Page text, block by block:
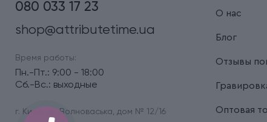
080 033 17 23
shop@attributetime.ua
Время работы:
Пн.-Пт.: 9:00 - 18:00
Сб.-Вс.: выходные
г. Киев, ул. Волноваська, дом № 12/16
О нас
Блог
Отзывы
Оптовая